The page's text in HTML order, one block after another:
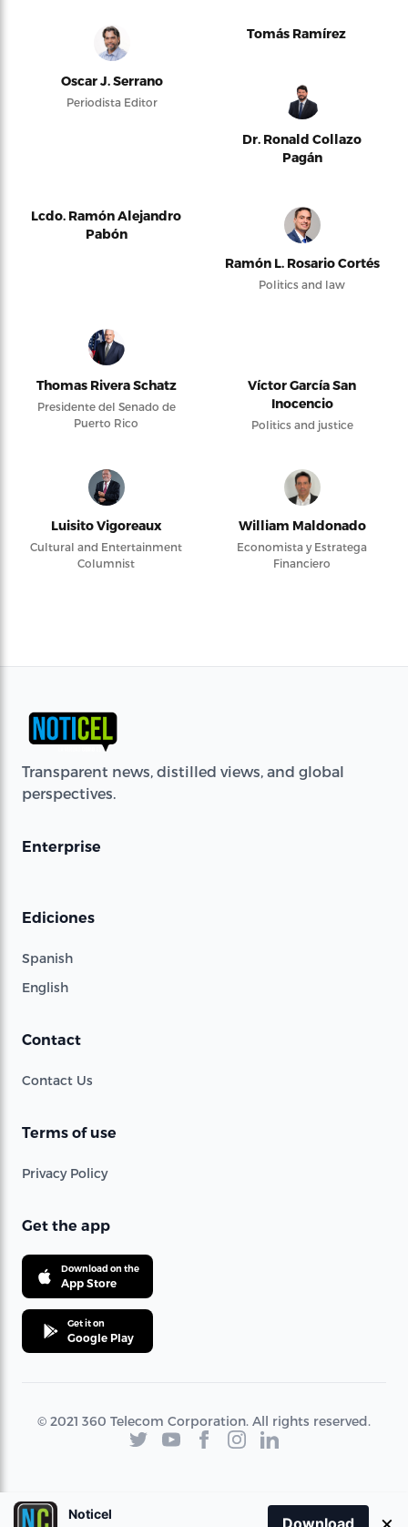
Oscar J. Serrano
Periodista Editor
Tomás Ramírez
Dr. Ronald Collazo
Pagán
Lcdo. Ramón Alejandro
Pabón
Ramón L. Rosario Cortés
Politics and law
Thomas Rivera Schatz
Presidente del Senado de
Puerto Rico
Víctor García San
Inocencio
Politics and justice
Luisito Vigoreaux
Cultural and Entertainment
Columnist
William Maldonado
Economista y Estratega
Financiero
Transparent news, distilled views, and global
perspectives.
Enterprise
Ediciones
Spanish
English
Contact
Contact Us
Terms of use
Privacy Policy
Get the app
Download on the
App Store
Get it on
Google Play
© 2021 360 Telecom Corporation. All rights reserved.
Noticel
Download